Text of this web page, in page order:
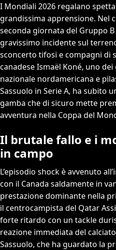
I Mondiali 2026 regalano
grandissima apprensione. Nel
seconda giornata del Gruppo
gravissimo incidente sul
sconcerto tifosi e compagni di
canadese Ismaël Koné, uno
nazionale nordamericana e
Sassuolo in Serie A, ha subito
gamba che di sicuro mette
avventura nella Coppa del
Il brutale fallo e i
in campo
L’episodio shock è avvenuto
con il Canada saldamente in
prestazione dominante nella
il centrocampista del Qatar
forte ritardo con un tackle
reazione immediata del
Sassuolo, che ha guardato la